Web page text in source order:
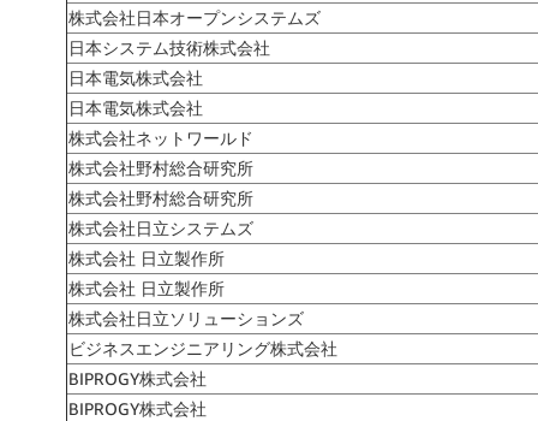
株式会社日本オープンシステムズ
日本システム技術株式会社
日本電気株式会社
日本電気株式会社
株式会社ネットワールド
株式会社野村総合研究所
株式会社野村総合研究所
株式会社日立システムズ
株式会社 日立製作所
株式会社 日立製作所
株式会社日立ソリューションズ
ビジネスエンジニアリング株式会社
BIPROGY株式会社
BIPROGY株式会社